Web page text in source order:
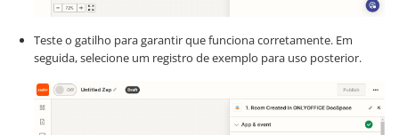
Teste o gatilho para garantir que funciona corretamente. Em
seguida, selecione um registro de exemplo para uso posterior.